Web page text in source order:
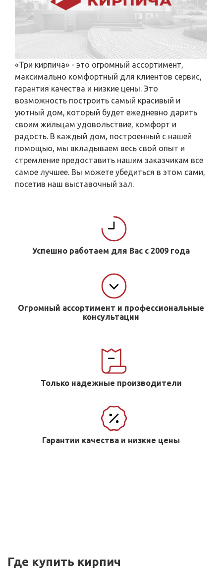
«Три кирпича» - это огромный ассортимент,
максимально комфортный для клиентов сервис,
гарантия качества и низкие цены. Это
возможность построить самый красивый и
уютный дом, который будет ежедневно дарить
своим жильцам удовольствие, комфорт и
радость. В каждый дом, построенный с нашей
помощью, мы вкладываем весь свой опыт и
стремление предоставить нашим заказчикам все
самое лучшее. Вы можете убедиться в этом сами,
посетив наш выставочный зал.
Успешно работаем для Вас с 2009 года
Огромный ассортимент и профессиональные
консультации
Только надежные производители
Гарантии качества и низкие цены
Где купить кирпич